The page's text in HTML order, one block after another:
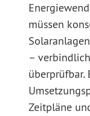
müssen
–
überprüfbar.
Zeitpläne